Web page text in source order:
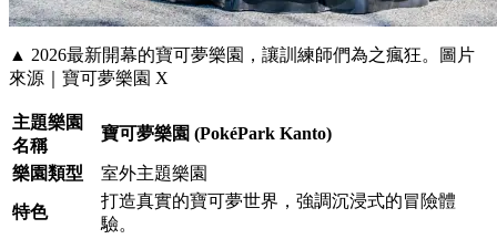
▲ 2026最新開幕的寶可夢樂園，讓訓練師們為之瘋狂。圖片
來源｜寶可夢樂園 X
主題樂園
名稱
寶可夢樂園 (PokéPark Kanto)
樂園類型 室外主題樂園
特色
打造真實的寶可夢世界，強調沉浸式的冒險體
驗。